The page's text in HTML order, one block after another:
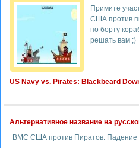
US Navy vs. Pirates: Blackbeard
Примите
США против
по борту
решать вам ;)
Альтернативное название на
ВМС США против Пиратов: Падение